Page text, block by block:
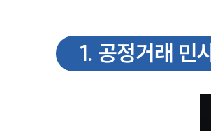
1. 공정거래 민